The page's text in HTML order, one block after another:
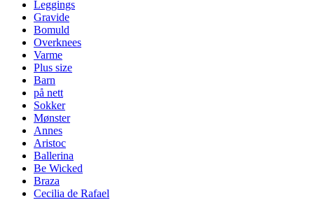
Leggings
Gravide
Bomuld
Overknees
Varme
Plus size
Barn
på nett
Sokker
Mønster
Annes
Aristoc
Ballerina
Be Wicked
Braza
Cecilia de Rafael